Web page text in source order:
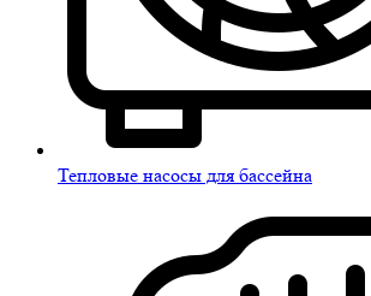
Тепловые насосы для бассейна